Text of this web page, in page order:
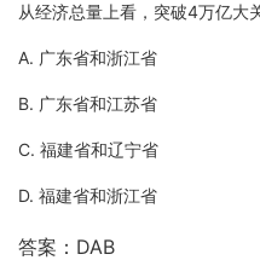
从经济总量上看，突破4万亿大
A. 广东省和浙江省
B. 广东省和江苏省
C. 福建省和辽宁省
D. 福建省和浙江省
答案：DAB